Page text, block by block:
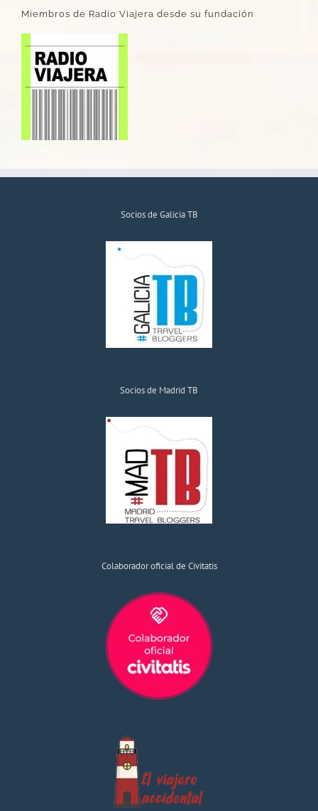
Miembros de Radio Viajera desde su fundación
Socios de Galicia TB
Socios de Madrid TB
Colaborador oficial de Civitatis